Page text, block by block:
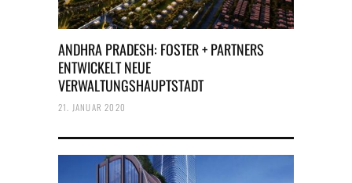
ANDHRA PRADESH: FOSTER + PARTNERS
ENTWICKELT NEUE
VERWALTUNGSHAUPTSTADT
21. JANUAR 2020